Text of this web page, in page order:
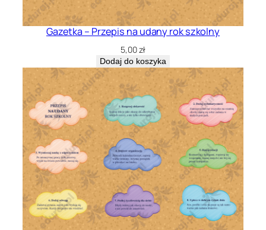
Gazetka – Przepis na udany rok szkolny
5,00zł
Dodaj do koszyka